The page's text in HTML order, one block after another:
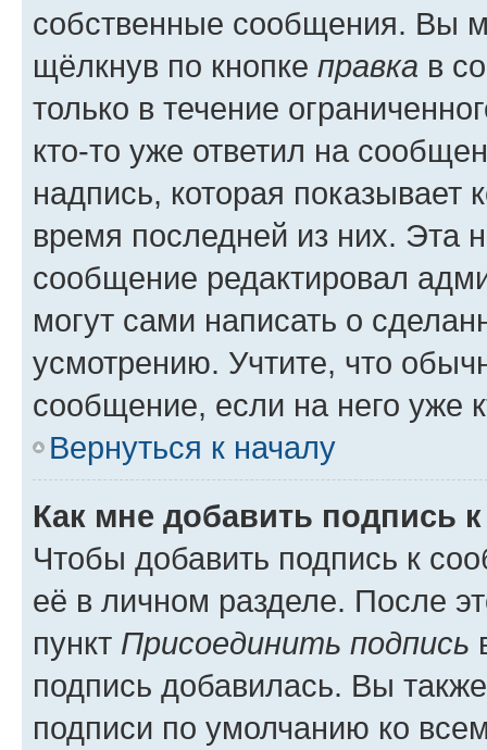
собственные сообщения. Вы
щёлкнув по кнопке правка в
только в течение
кто-то уже ответил на
надпись, которая показывает
время последней из них. Эта
сообщение редактировал
могут сами написать о
усмотрению. Учтите, что
сообщение, если на него уже
Вернуться к началу
Как мне добавить подпись
Чтобы добавить подпись к
её в личном разделе. После
пункт Присоединить подпись
подпись добавилась. Вы
подписи по умолчанию ко